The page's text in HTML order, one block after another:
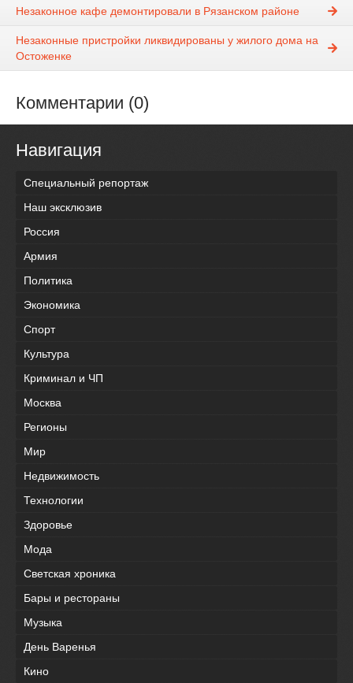
Незаконное кафе демонтировали в Рязанском районе
Незаконные пристройки ликвидированы у жилого дома на
Остоженке
Комментарии (0)
Навигация
Специальный репортаж
Наш эксклюзив
Россия
Армия
Политика
Экономика
Спорт
Культура
Криминал и ЧП
Москва
Регионы
Мир
Недвижимость
Технологии
Здоровье
Мода
Светская хроника
Бары и рестораны
Музыка
День Варенья
Кино